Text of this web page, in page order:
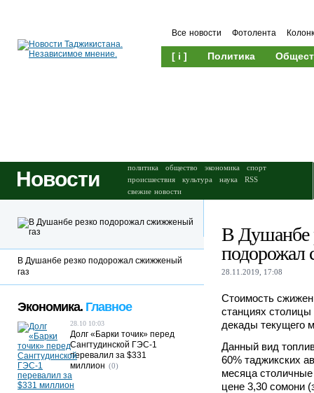
Все новости Фотолента
[ i ] Политика
Новости политика общество экономика
спорт
происшествия
культура наука
RSS
свежие новости
В Душанбе
подорожал
28.11.2019, 17:08
Стоимость
станциях столицы
декады текущего
Данный вид
60% таджикских
месяца
цене 3,30 сомони
В Душанбе резко подорожал сжижженый
газ
Экономика. Главное
28.10 10:03
Долг «Барки точик» перед
Сангтудинской ГЭС-1
перевалил за $331
миллион (0)